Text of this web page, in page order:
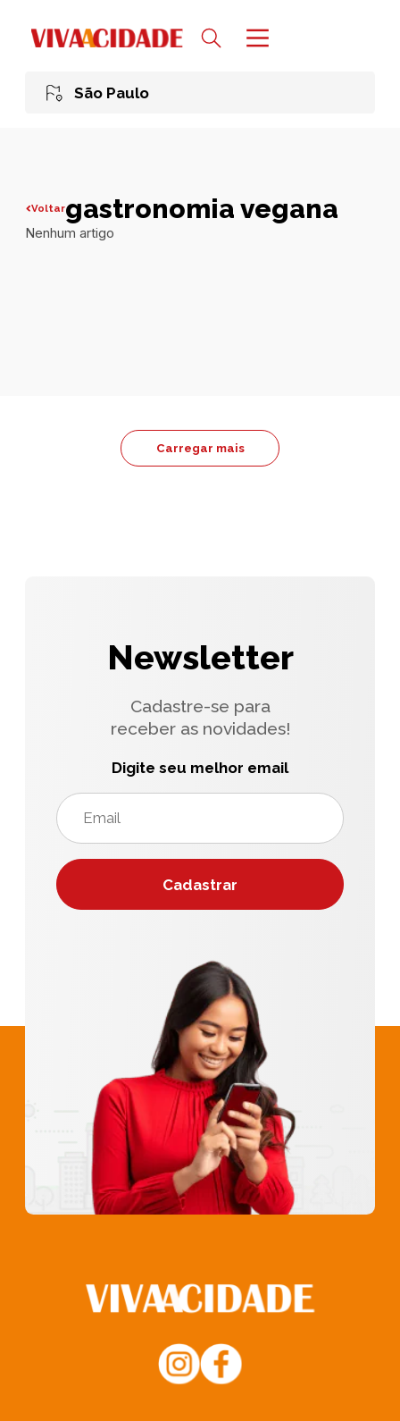
São Paulo
Voltargastronomia vegana
Nenhum artigo
Carregar mais
Newsletter
Cadastre-se para
receber as novidades!
Digite seu melhor email